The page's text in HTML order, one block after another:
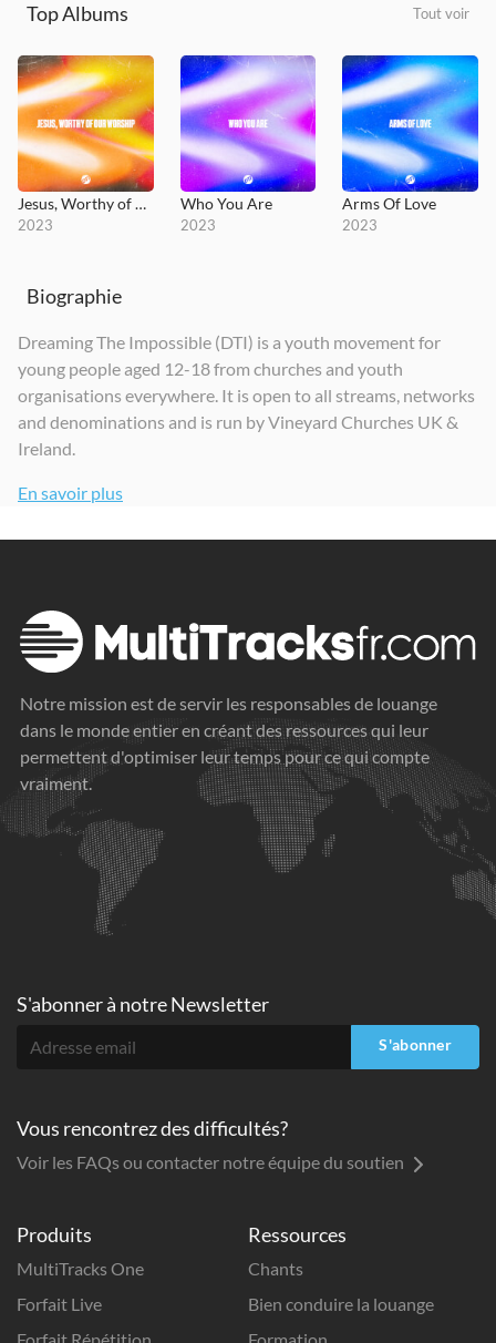
Top Albums Tout voir
Jesus, Worthy of Our Worship
2023
Who You Are
2023
Arms Of Love
2023
Stand Firm
2024 2025 2024
Biographie
Dreaming The Impossible (DTI) is a youth movement for
young people aged 12-18 from churches and youth
organisations everywhere. It is open to all streams, networks
and denominations and is run by Vineyard Churches UK &
Ireland.
En savoir plus
Notre mission est de servir les responsables de louange
dans le monde entier en créant des ressources qui leur
permettent d'optimiser leur temps pour ce qui compte
vraiment.
Produits
MultiTracks One
Forfait Live
Forfait Répétition
Ressources
Chants
Bien conduire la louange
Formation
S'abonner à notre Newsletter
S'abonner
Vous rencontrez des difficultés?
Voir les FAQs ou contacter notre équipe du soutien